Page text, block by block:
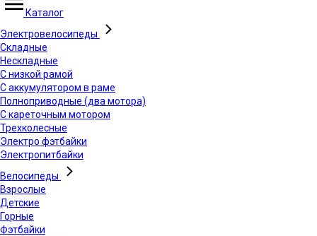
Каталог
Электровелосипеды
Складные
Нескладные
С низкой рамой
С аккумулятором в раме
Полноприводные (два мотора)
С кареточным мотором
Трехколесные
Электро фэтбайки
Электропитбайки
Велосипеды
Взрослые
Детские
Горные
Фэтбайки